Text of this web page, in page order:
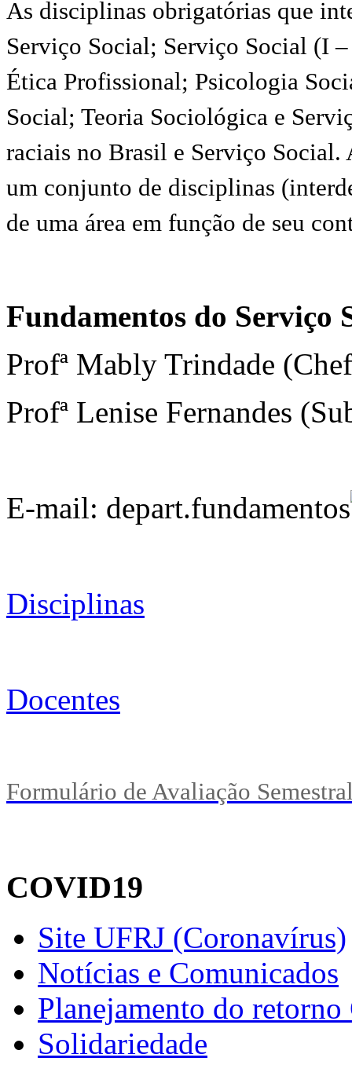
As disciplinas obrigatórias que
Serviço Social; Serviço Social (I
Ética Profissional; Psicologia
Social; Teoria Sociológica e
raciais no Brasil e Serviço Social.
um conjunto de disciplinas
de uma área em função de seu
Fundamentos do Serviço
Profª Mably Trindade
Profª Lenise Fernandes
E-mail: depart.fundamentos
Disciplinas
Docentes
Formulário de Avaliação
COVID19
Site UFRJ (Coronavírus)
Notícias e Comunicados
Planejamento do retorno
Solidariedade